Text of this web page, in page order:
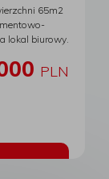
65m2
lokal biurowy.
media,
7000zł +
rok
Stare Miasto,
PLN